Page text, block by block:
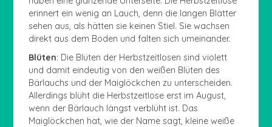
erinnert ein wenig an Lauch, denn die langen Blätter
sehen aus, als hätten sie keinen Stiel. Sie wachsen
direkt aus dem Boden und falten sich umeinander.
Blüten: Die Blüten der Herbstzeitlosen sind violett
und damit eindeutig von den weißen Blüten des
Bärlauchs und der Maiglöckchen zu unterscheiden.
Allerdings blüht die Herbstzeitlose erst im August,
wenn der Bärlauch längst verblüht ist. Das
Maiglöckchen hat, wie der Name sagt, kleine weiße